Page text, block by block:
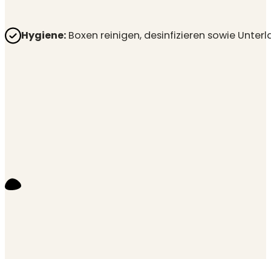
Hygiene:Boxen reinigen, desinfizieren sowie